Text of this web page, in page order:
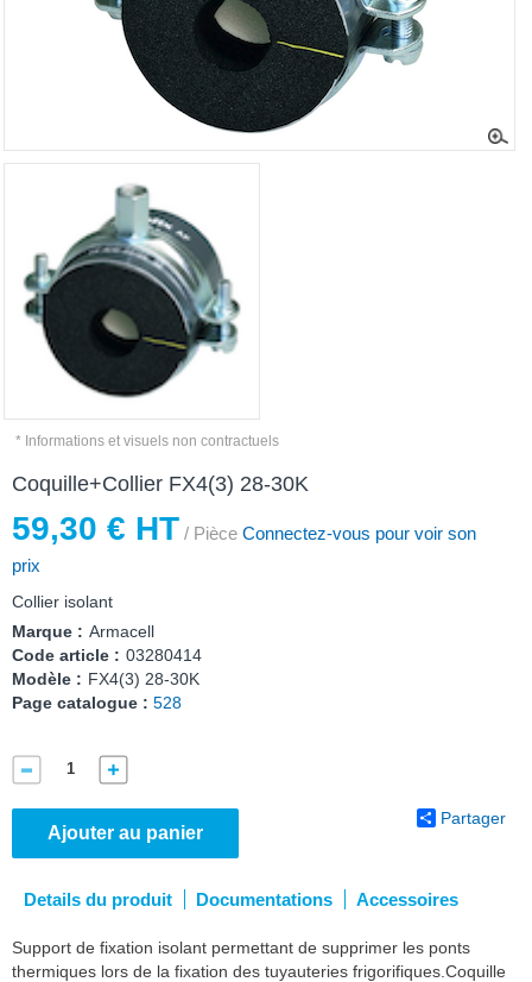
* Informations et visuels non contractuels
Coquille+Collier FX4(3) 28-30K
59,30 € HT / Pièce Connectez-vous pour voir son
prix
Collier isolant
Marque : Armacell
Code article : 03280414
Modèle : FX4(3) 28-30K
Page catalogue : 528
Ajouter au panier
Partager
Details du produit Documentations Accessoires
Support de fixation isolant permettant de supprimer les ponts
thermiques lors de la fixation des tuyauteries frigorifiques.Coquille